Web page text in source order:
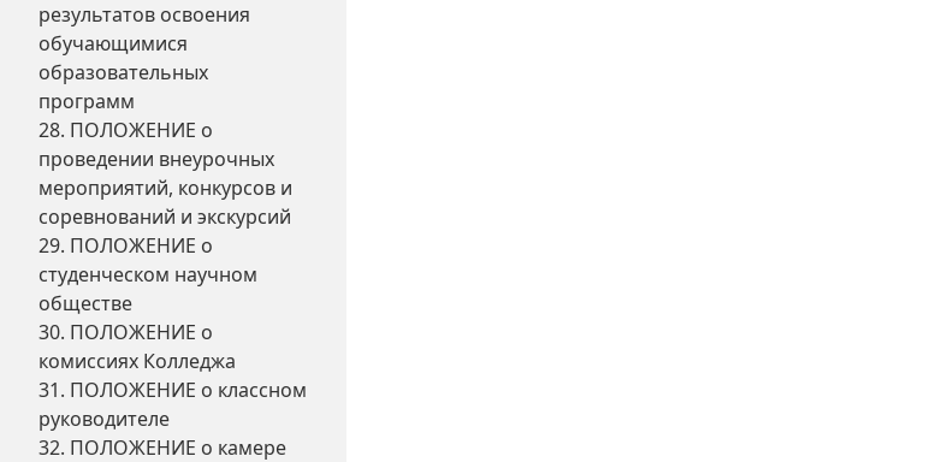
результатов освоения
обучающимися
образовательных
программ
28. ПОЛОЖЕНИЕ о
проведении внеурочных
мероприятий, конкурсов и
соревнований и экскурсий
29. ПОЛОЖЕНИЕ о
студенческом научном
обществе
30. ПОЛОЖЕНИЕ о
комиссиях Колледжа
31. ПОЛОЖЕНИЕ о классном
руководителе
32. ПОЛОЖЕНИЕ о камере